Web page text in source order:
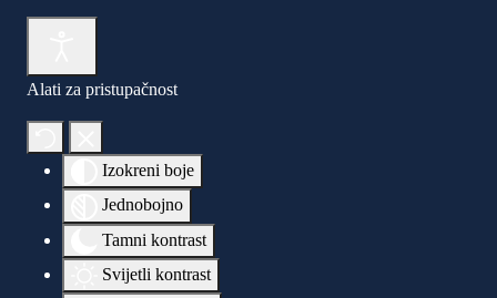
Alati za pristupačnost
Izokreni boje
Jednobojno
Tamni kontrast
Svijetli kontrast